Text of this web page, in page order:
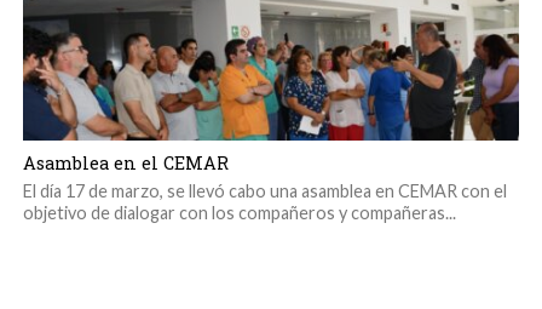
Asamblea en el CEMAR
El día 17 de marzo, se llevó cabo una asamblea en CEMAR con el
objetivo de dialogar con los compañeros y compañeras...